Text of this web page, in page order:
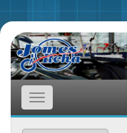
Toggle
navigation